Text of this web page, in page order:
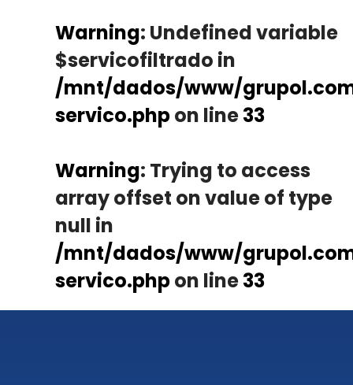
Warning: Undefined variable
$servicofiltrado in
/mnt/dados/www/
servico.phpon line33
Warning: Trying to access
array offset on value of type
null in
/mnt/dados/www/
servico.phpon line33